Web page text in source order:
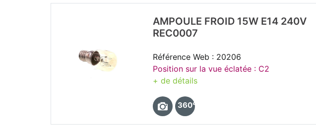
AMPOULE FROID 15W E14 240V
REC0007
Référence Web : 20206
Position sur la vue éclatée : C2
+ de détails
360°